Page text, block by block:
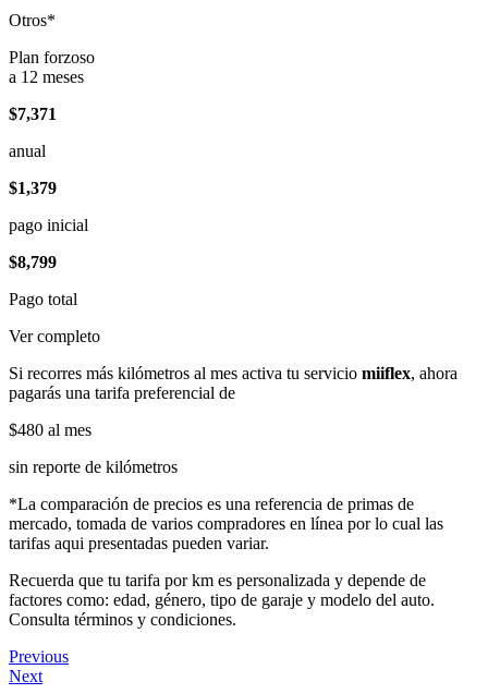
Otros*
Plan forzoso
a 12 meses
$7,371
anual
$1,379
pago inicial
$8,799
Pago total
Ver completo
Si recorres más kilómetros al mes activa tu servicio miiflex, ahora
pagarás una tarifa preferencial de
$480 al mes
sin reporte de kilómetros
*La comparación de precios es una referencia de primas de
mercado, tomada de varios compradores en línea por lo cual las
tarifas aqui presentadas pueden variar.
Recuerda que tu tarifa por km es personalizada y depende de
factores como: edad, género, tipo de garaje y modelo del auto.
Consulta términos y condiciones.
Previous
Next